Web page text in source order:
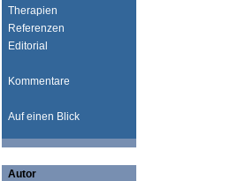
Therapien
Referenzen
Editorial
Kommentare
Auf einen Blick
Autor